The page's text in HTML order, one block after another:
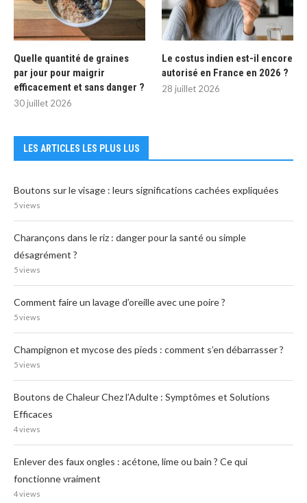
Quelle quantité de graines
par jour pour maigrir
efficacement et sans danger ?
30 juillet 2026
Le costus indien est-il encore
autorisé en France en 2026 ?
28 juillet 2026
LES ARTICLES LES PLUS LUS
Boutons sur le visage : leurs significations cachées expliquées
5 views
Charançons dans le riz : danger pour la santé ou simple
désagrément ?
5 views
Comment faire un lavage d’oreille avec une poire ?
5 views
Champignon et mycose des pieds : comment s’en débarrasser ?
5 views
Boutons de Chaleur Chez l’Adulte : Symptômes et Solutions
Efficaces
4 views
Enlever des faux ongles : acétone, lime ou bain ? Ce qui
fonctionne vraiment
4 views